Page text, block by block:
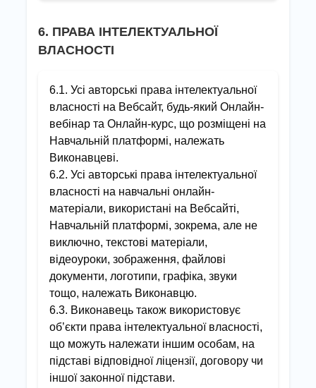
6. ПРАВА ІНТЕЛЕКТУАЛЬНОЇ
ВЛАСНОСТІ
6.1. Усі авторські права інтелектуальної
власності на Вебсайт, будь-який Онлайн-
вебінар та Онлайн-курс, що розміщені на
Навчальній платформі, належать
Виконавцеві.
6.2. Усі авторські права інтелектуальної
власності на навчальні онлайн-
матеріали, використані на Вебсайті,
Навчальній платформі, зокрема, але не
виключно, текстові матеріали,
відеоуроки, зображення, файлові
документи, логотипи, графіка, звуки
тощо, належать Виконавцю.
6.3. Виконавець також використовує
об’єкти права інтелектуальної власності,
що можуть належати іншим особам, на
підставі відповідної ліцензії, договору чи
іншої законної підстави.